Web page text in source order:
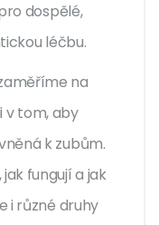
dospělé,
léčbu.
na
v tom, aby
k zubům.
fungují a jak
i různé druhy